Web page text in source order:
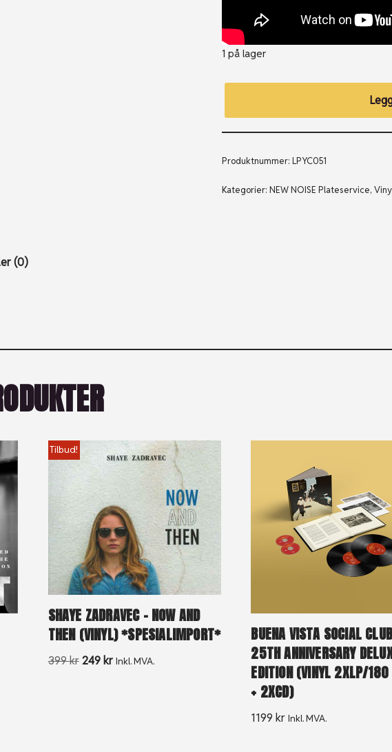
1 på lager
Produktnummer:LPYC051
Kategorier:NEW NOISE Plateservice,
(0)
Tilbud!
SHAYE ZADRAVEC – NOW AND
THEN (VINYL) *SPESIALIMPORT*
399kr 249 kr Inkl. MVA.
BUENA VISTA SOCIAL
25TH ANNIVERSARY
EDITION (VINYL 2XLP/180
+ 2XCD)
1199 kr Inkl. MVA.